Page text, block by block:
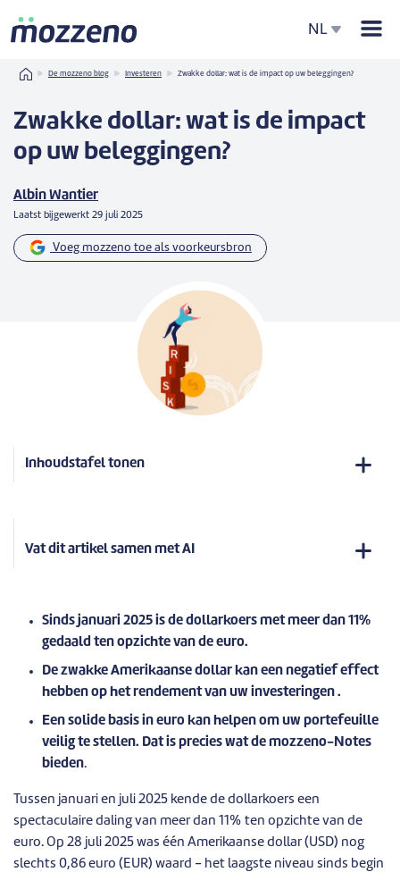
NL
Home
De mozzeno blog Investeren Zwakke dollar: wat is de impact op uw beleggingen?
Zwakke dollar: wat is de impact
op uw beleggingen?
Albin Wantier
Laatst bijgewerkt 29 juli 2025
Voeg mozzeno toe als voorkeursbron
Inhoudstafel tonen
Vat dit artikel samen met AI
Sinds januari 2025 is de dollarkoers met meer dan 11%
gedaald ten opzichte van de euro.
De zwakke Amerikaanse dollar kan een negatief effect
hebben op het rendement van uw investeringen .
Een solide basis in euro kan helpen om uw portefeuille
veilig te stellen. Dat is precies wat de mozzeno-Notes
bieden.
Tussen januari en juli 2025 kende de dollarkoers een
spectaculaire daling van meer dan 11% ten opzichte van de
euro. Op 28 juli 2025 was één Amerikaanse dollar (USD) nog
slechts 0,86 euro (EUR) waard - het laagste niveau sinds begin